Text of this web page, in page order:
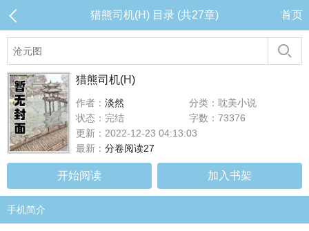
猎熊司机(H) 目录 (共27章) 首页
猎熊司机(H)
作者： 淡然
分类：耽美小说
状态：完结
字数：73376
更新：2022-12-23 04:13:03
最新： 分卷阅读27
开始阅读 加入书架
手机简介